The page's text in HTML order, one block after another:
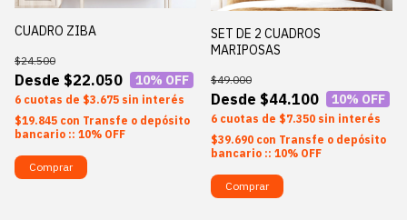
CUADRO ZIBA
$22.050
$24.500
10% OFF
6 $3.675 sin interés
$19.845 con Transfe o depósito
bancario :: 10% OFF
Comprar
SET DE 2 CUADROS
MARIPOSAS
$44.100
$49.000
10% OFF
6 $7.350 sin interés
$39.690 con Transfe o depósito
bancario :: 10% OFF
Comprar